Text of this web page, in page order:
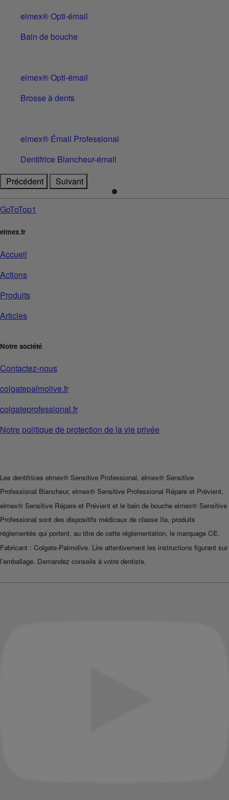
elmex® Opti-émail
Bain de bouche
elmex® Opti-émail
Brosse à dents
elmex® Émail Professional
Dentifrice Blancheur-émail
Précédent
Suivant
GoToTop1
elmex.fr
Accueil
Actions
Produits
Articles
Notre société
Contactez-nous
colgatepalmolive.fr
colgateprofessional.fr
Notre politique de protection de la vie privée
Les dentifrices elmex® Sensitive Professional, elmex® Sensitive
Professional Blancheur, elmex® Sensitive Professional Répare et Prévient,
elmex® Sensitive Répare et Prévient et le bain de bouche elmex® Sensitive
Professional sont des dispositifs médicaux de classe IIa, produits
réglementés qui portent, au titre de cette réglementation, le marquage CE.
Fabricant : Colgate-Palmolive. Lire attentivement les instructions figurant sur
l'emballage. Demandez conseils à votre dentiste.